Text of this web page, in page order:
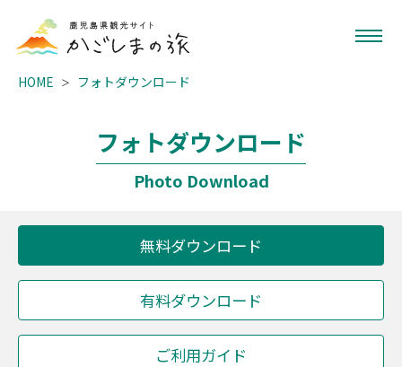
HOME フォトダウンロード
フォトダウンロード
Photo Download
無料ダウンロード
有料ダウンロード
ご利用ガイド